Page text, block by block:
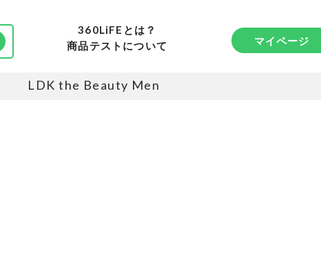
360LiFEとは？
商品テストについて
マイページ
LDK the Beauty Men